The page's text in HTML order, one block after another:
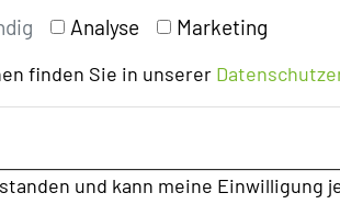
Analyse Marketing
finden Sie in unserer
und kann meine Einwilligung